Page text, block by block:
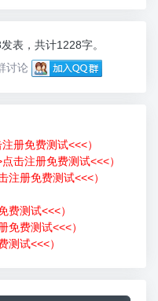
表，共计1228字。
讨论
册免费测试<<<）
击注册免费测试<<<）
注册免费测试<<<）
费测试<<<）
免费测试<<<）
测试<<<）